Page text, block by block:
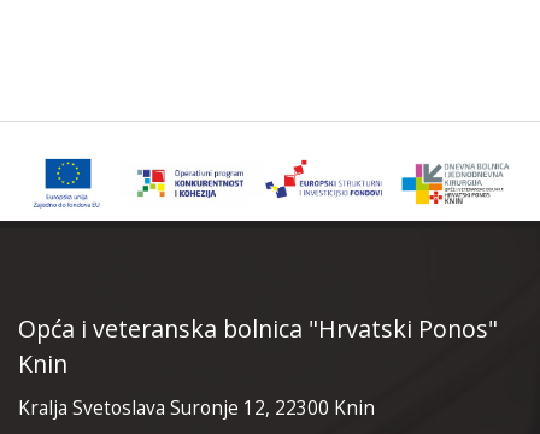
Opća i veteranska bolnica "Hrvatski Ponos"
Knin
Kralja Svetoslava Suronje 12, 22300 Knin